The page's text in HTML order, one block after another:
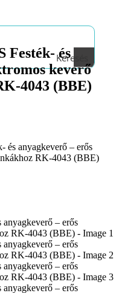
Keresés
Festék- és
keverő
4043 (BBE)
és anyagkeverő – erős
RK-4043 (BBE)